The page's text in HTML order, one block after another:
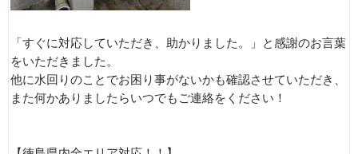
「すぐに対応していただき、助かりました。」と感謝のお言葉
をいただきました。
他に水回りのことでお困り事がないかも確認させていただき、
また何かありましたらいつでもご連絡をください！